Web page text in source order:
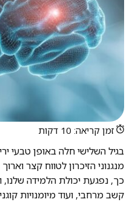
זמן קריאה: 10 דקות
בגיל השלישי חלה באופן טבעי
מנגנוני הזיכרון לטווח קצר
כך, נפגעת יכולת הלמידה שלנו,
קשב מרחבי, ועוד מיומנויות